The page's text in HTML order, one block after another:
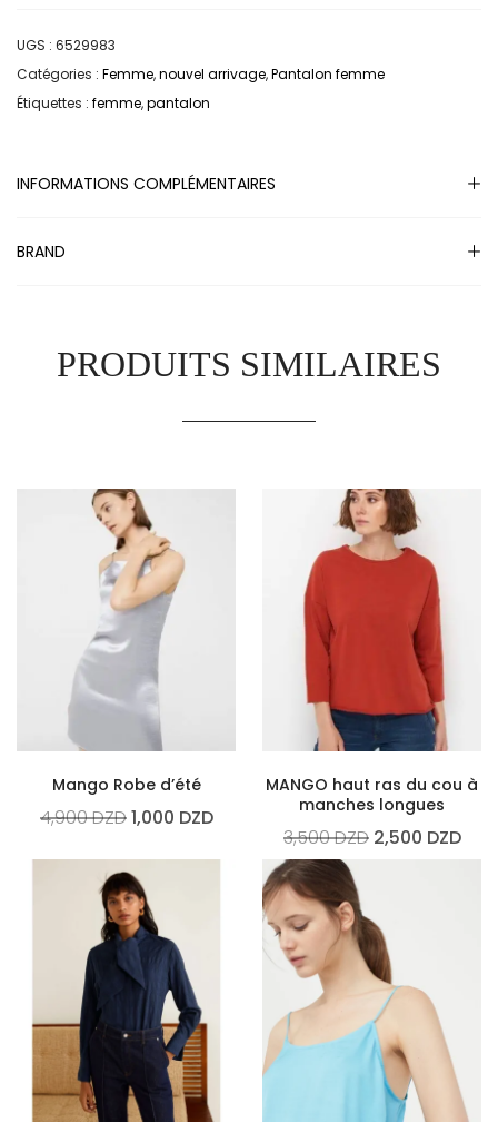
UGS : 6529983
Catégories : Femme,nouvel arrivage,Pantalon femme
Étiquettes : femme,pantalon
INFORMATIONS COMPLÉMENTAIRES
BRAND
PRODUITS SIMILAIRES
Mango Robe d’été
4,900DZD1,000 DZD
MANGO haut ras du cou à
manches longues
3,500DZD 2,500 DZD